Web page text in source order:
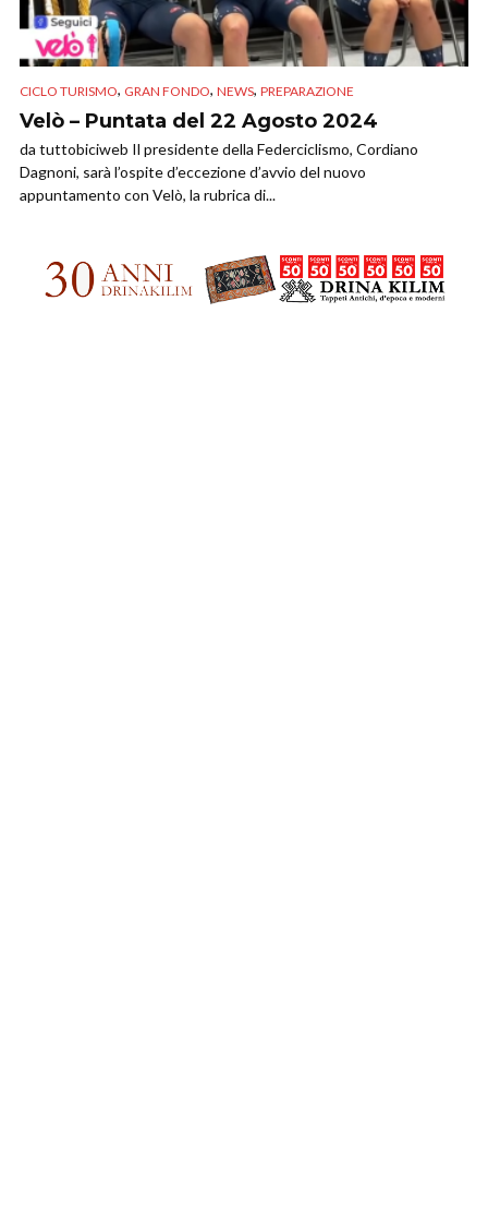
CICLO TURISMO, GRAN FONDO, NEWS, PREPARAZIONE
Velò – Puntata del 22 Agosto 2024
da tuttobiciweb Il presidente della Federciclismo, Cordiano
Dagnoni, sarà l’ospite d’eccezione d’avvio del nuovo
appuntamento con Velò, la rubrica di...